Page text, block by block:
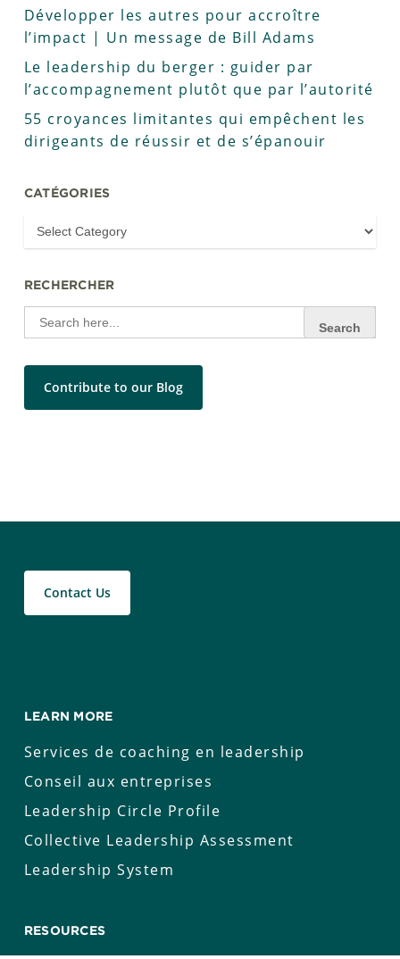
Développer les autres pour accroître
l’impact | Un message de Bill Adams
Le leadership du berger : guider par
l’accompagnement plutôt que par l’autorité
55 croyances limitantes qui empêchent les
dirigeants de réussir et de s’épanouir
CATÉGORIES
RECHERCHER
Search
for:
Contribute to our Blog
Contact Us
LEARN MORE
Services de coaching en leadership
Conseil aux entreprises
Leadership Circle Profile
Collective Leadership Assessment
Leadership System
RESOURCES